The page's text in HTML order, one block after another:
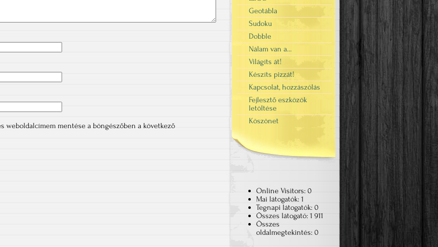
weboldalcímem mentése a böngészőben a következő
Geotábla
Sudoku
Dobble
Nálam van a…
Világíts át!
Készíts pizzát!
Kapcsolat, hozzászólás
Fejlesztő eszközök
letöltése
Köszönet
Online Visitors: 0
Mai látogatók: 1
Tegnapi látogatók: 0
Összes látogató: 1 911
Összes
oldalmegtekintés: 0